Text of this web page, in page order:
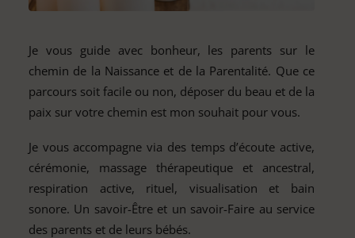
Je vous guide avec bonheur, les parents sur le
chemin de la Naissance et de la Parentalité. Que ce
parcours soit facile ou non, déposer du beau et de la
paix sur votre chemin est mon souhait pour vous.
Je vous accompagne via des temps d’écoute active,
cérémonie, massage thérapeutique et ancestral,
respiration active, rituel, visualisation et bain
sonore. Un savoir-Être et un savoir-Faire au service
des parents et de leurs bébés.